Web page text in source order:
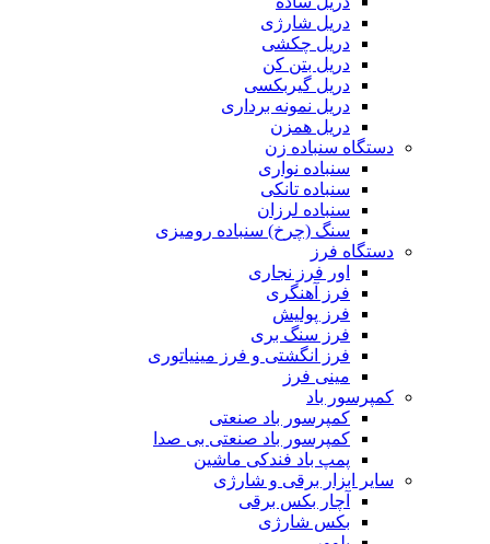
دریل شارژی
دریل چکشی
دریل بتن کن
دریل گیربکسی
دریل نمونه برداری
دریل همزن
دستگاه سنباده زن
سنباده نواری
سنباده تانکی
سنباده لرزان
سنگ (چرخ) سنباده رومیزی
دستگاه فرز
اور فرز نجاری
فرز آهنگری
فرز پولیش
فرز سنگ بری
فرز انگشتی و فرز مینیاتوری
مینی فرز
کمپرسور باد
کمپرسور باد صنعتی
کمپرسور باد صنعتی بی صدا
پمپ باد فندکی ماشین
سایر ابزار برقی و شارژی
آچار بکس برقی
بکس شارژی